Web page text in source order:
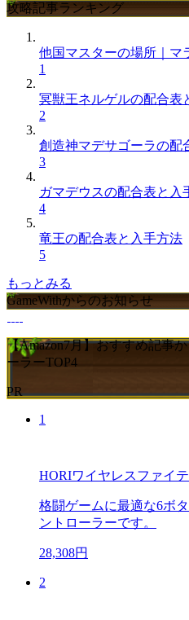
攻略記事ランキング
他国マスターの場所｜マ
1
冥獣王ネルゲルの配合表
2
創造神マデサゴーラの配
3
ガマデウスの配合表と入
4
竜王の配合表と入手方法
5
もっとみる
GameWithからのお知らせ
【Amazon7月】おすすめ記事
ーラーTOP4
PR
1
HORIワイヤレスファイ
格闘ゲームに最適な6ボ
ントローラーです。
28,308円
2